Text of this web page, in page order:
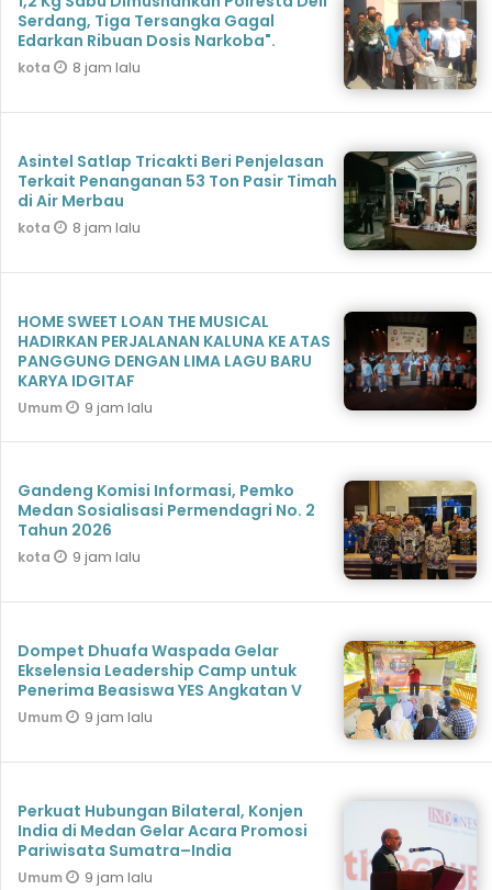
Serdang, Tiga Tersangka Gagal
Edarkan Ribuan Dosis Narkoba".
kota 8 jam lalu
Asintel Satlap Tricakti Beri Penjelasan
Terkait Penanganan 53 Ton Pasir Timah
di Air Merbau
kota 8 jam lalu
HOME SWEET LOAN THE MUSICAL
HADIRKAN PERJALANAN KALUNA KE ATAS
PANGGUNG DENGAN LIMA LAGU BARU
KARYA IDGITAF
Umum 9 jam lalu
Gandeng Komisi Informasi, Pemko
Medan Sosialisasi Permendagri No. 2
Tahun 2026
kota 9 jam lalu
Dompet Dhuafa Waspada Gelar
Ekselensia Leadership Camp untuk
Penerima Beasiswa YES Angkatan V
Umum 9 jam lalu
Perkuat Hubungan Bilateral, Konjen
India di Medan Gelar Acara Promosi
Pariwisata Sumatra–India
Umum 9 jam lalu